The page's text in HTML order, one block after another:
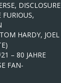
DISCLOSURE
FURIOUS,
HARDY, JOEL
– 80 JAHRE
FAN-